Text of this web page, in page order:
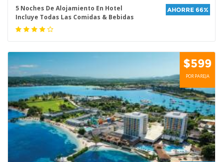
5 Noches De Alojamiento En Hotel
Incluye Todas Las Comidas & Bebidas
AHORRE 66%
$599
POR PAREJA